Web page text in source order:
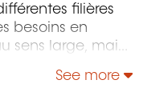
filières
besoins en
sens large, mais
& leadership.
See more